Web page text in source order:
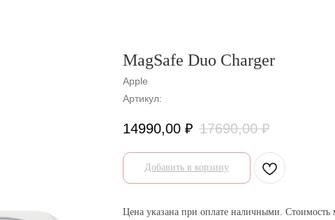
MagSafe Duo Charger
Apple
Артикул:
14990,00 ₽ 17690,00 ₽
Добавить в корзину
Цена указана при оплате наличными. Стоимость